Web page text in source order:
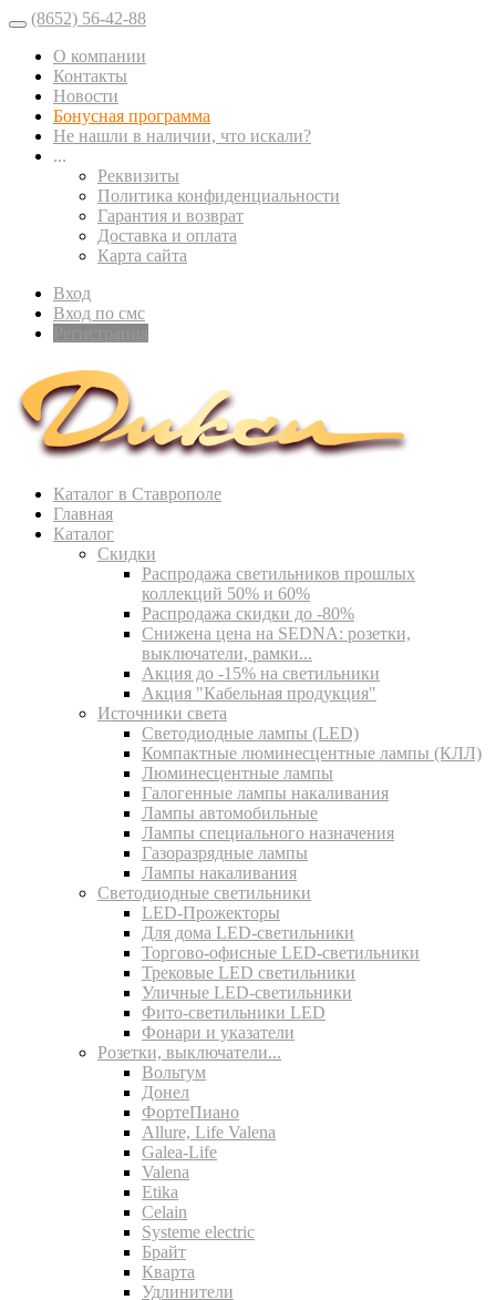
(8652) 56-42-88
О компании
Контакты
Новости
Бонусная программа
Не нашли в наличии, что искали?
...
Реквизиты
Политика конфиденциальности
Гарантия и возврат
Доставка и оплата
Карта сайта
Вход
Вход по смс
Каталог в Ставрополе
Главная
Каталог
Скидки
Распродажа светильников прошлых
коллекций 50% и 60%
Распродажа скидки до -80%
Cнижена цена на SEDNA: розетки,
выключатели, рамки...
Акция до -15% на светильники
Акция "Кабельная продукция"
Источники света
Светодиодные лампы (LED)
Компактные люминесцентные лампы (КЛЛ)
Люминесцентные лампы
Галогенные лампы накаливания
Лампы автомобильные
Лампы специального назначения
Газоразрядные лампы
Лампы накаливания
Светодиодные светильники
LED-Прожекторы
Для дома LED-светильники
Торгово-офисные LED-светильники
Трековые LED светильники
Уличные LED-светильники
Фито-светильники LED
Фонари и указатели
Розетки, выключатели...
Вольтум
Донел
ФортеПиано
Allure, Life Valena
Galea-Life
Valena
Etika
Celain
Systeme electric
Брайт
Кварта
Удлинители